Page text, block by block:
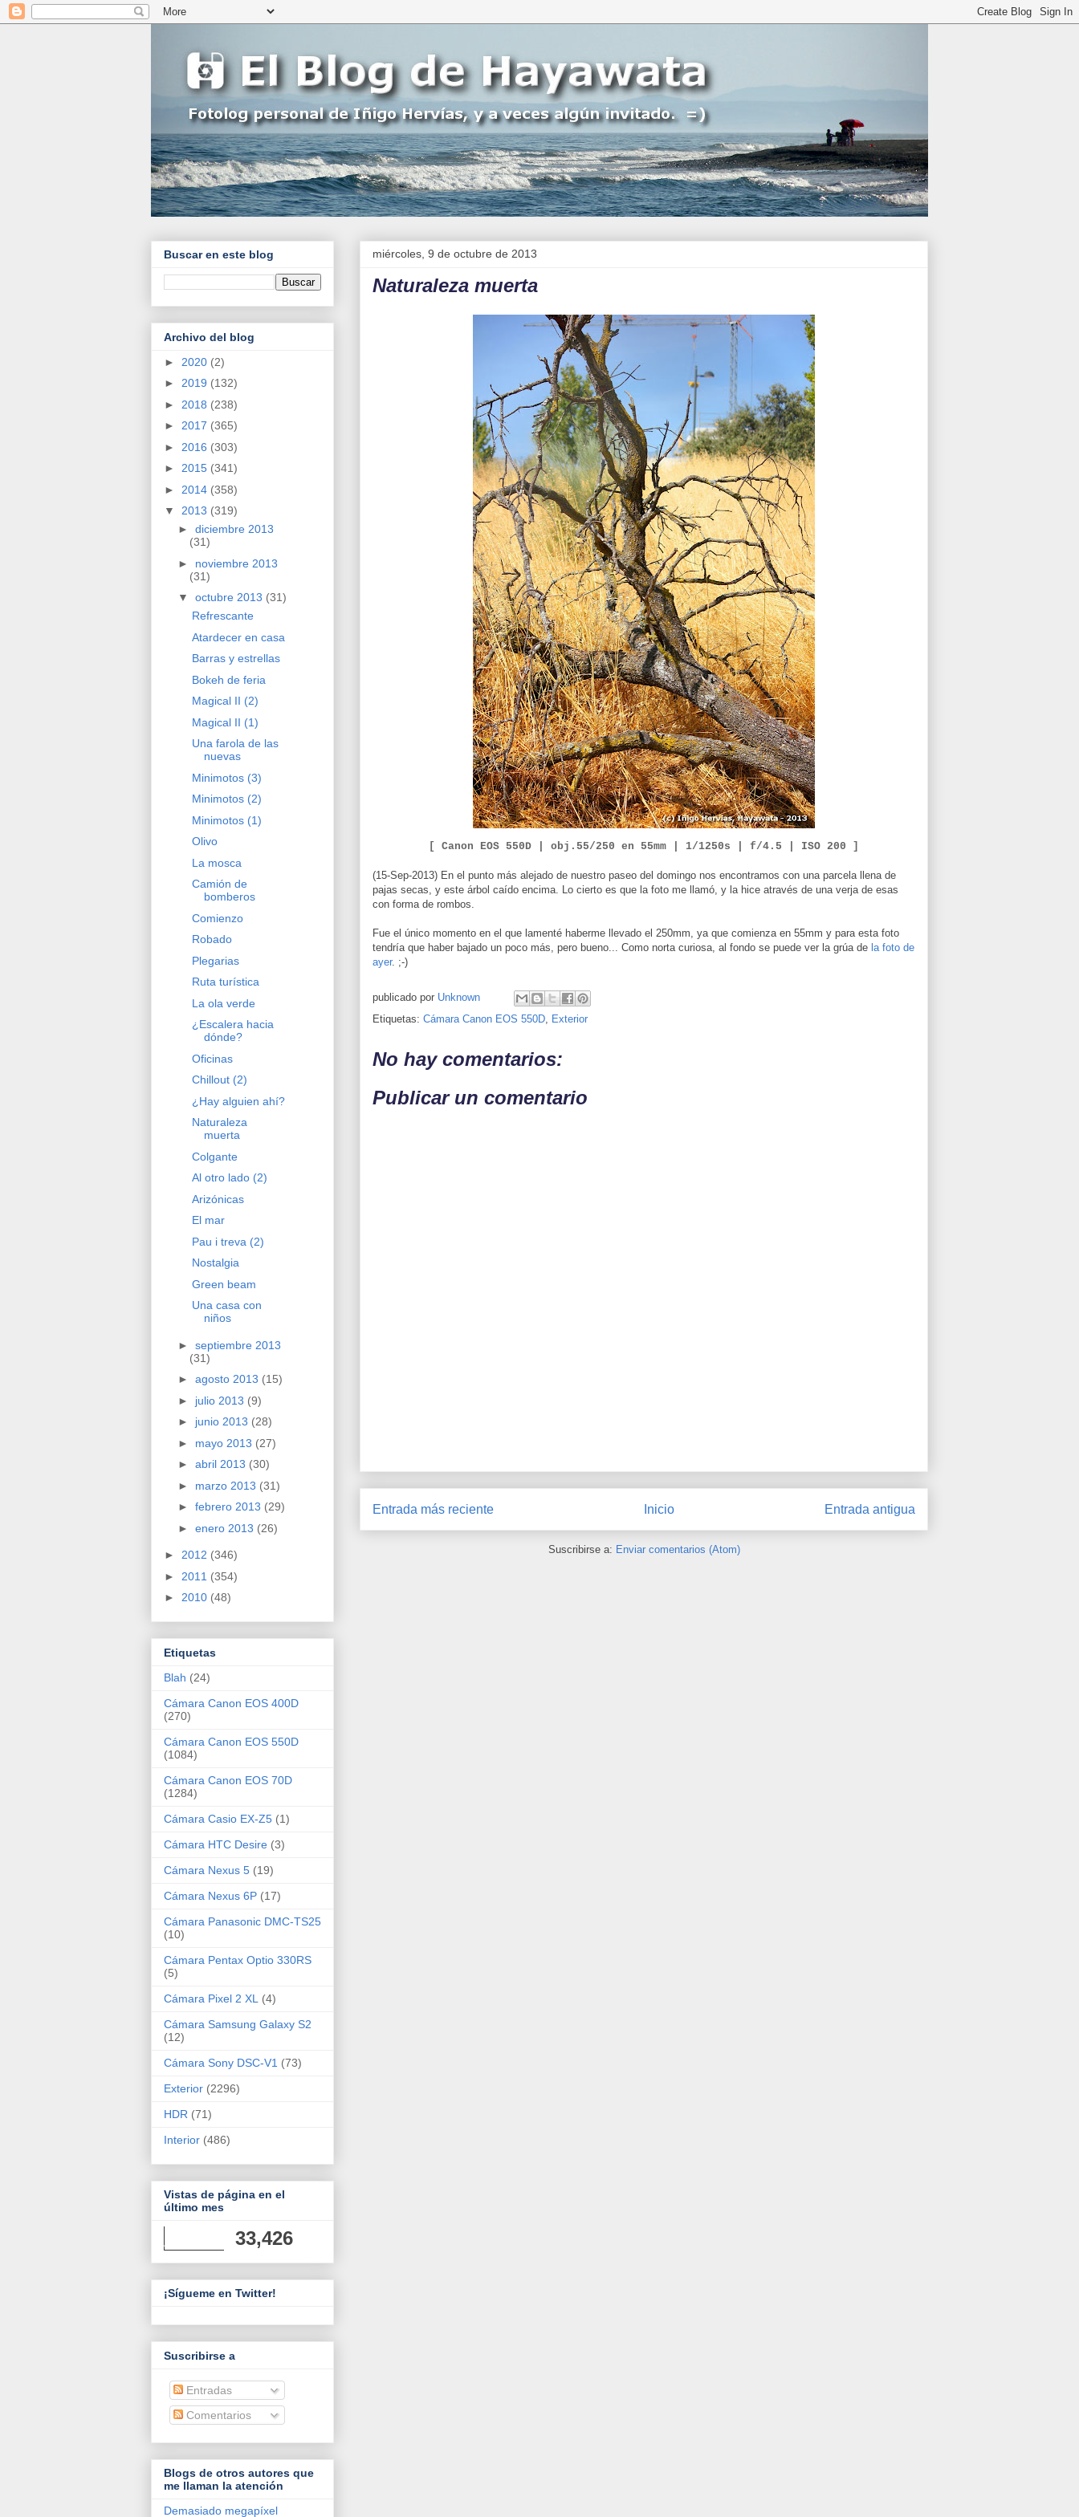
miércoles, 9 de octubre de 2013
Naturaleza muerta
[ Canon EOS 550D | obj.55/250 en 55mm | 1/1250s | f/4.5 | ISO 200 ]
(15-Sep-2013) En el punto más alejado de nuestro paseo del domingo nos encontramos con una parcela llena de
pajas secas, y este árbol caído encima. Lo cierto es que la foto me llamó, y la hice através de una verja de esas
con forma de rombos.
Fue el único momento en el que lamenté haberme llevado el 250mm, ya que comienza en 55mm y para esta foto
tendría que haber bajado un poco más, pero bueno... Como norta curiosa, al fondo se puede ver la grúa de la foto de
ayer. ;-)
publicado por Unknown
Etiquetas: Cámara Canon EOS 550D, Exterior
No hay comentarios:
Publicar un comentario
Entrada más reciente Entrada antigua
Inicio
Suscribirse a: Enviar comentarios (Atom)
Buscar en este blog
Archivo del blog
► 2020 (2)
► 2019 (132)
► 2018 (238)
► 2017 (365)
► 2016 (303)
► 2015 (341)
► 2014 (358)
▼ 2013 (319)
► diciembre 2013
(31)
► noviembre 2013
(31)
▼ octubre 2013 (31)
Refrescante
Atardecer en casa
Barras y estrellas
Bokeh de feria
Magical II (2)
Magical II (1)
Una farola de las
nuevas
Minimotos (3)
Minimotos (2)
Minimotos (1)
Olivo
La mosca
Camión de
bomberos
Comienzo
Robado
Plegarias
Ruta turística
La ola verde
¿Escalera hacia
dónde?
Oficinas
Chillout (2)
¿Hay alguien ahí?
Naturaleza
muerta
Colgante
Al otro lado (2)
Arizónicas
El mar
Pau i treva (2)
Nostalgia
Green beam
Una casa con
niños
► septiembre 2013
(31)
► agosto 2013 (15)
► julio 2013 (9)
► junio 2013 (28)
► mayo 2013 (27)
► abril 2013 (30)
► marzo 2013 (31)
► febrero 2013 (29)
► enero 2013 (26)
► 2012 (346)
► 2011 (354)
► 2010 (48)
Etiquetas
Blah (24)
Cámara Canon EOS 400D
(270)
Cámara Canon EOS 550D
(1084)
Cámara Canon EOS 70D
(1284)
Cámara Casio EX-Z5 (1)
Cámara HTC Desire (3)
Cámara Nexus 5 (19)
Cámara Nexus 6P (17)
Cámara Panasonic DMC-TS25
(10)
Cámara Pentax Optio 330RS
(5)
Cámara Pixel 2 XL
(4)
Cámara Samsung Galaxy S2
(12)
Cámara Sony DSC-V1 (73)
Exterior (2296)
HDR (71)
Interior (486)
Vistas de página en el
último mes
33,426
¡Sígueme en Twitter!
Suscribirse a
Entradas
Comentarios
Blogs de otros autores que
me llaman la atención
Demasiado megapíxel